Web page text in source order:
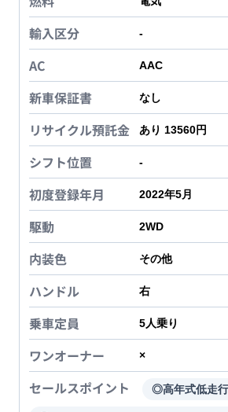
輸入区分 -
AC AAC
新車保証書 なし
リサイクル預託金 あり 13560円
シフト位置 -
初度登録年月 2022年5月
駆動 2WD
内装色 その他
ハンドル 右
乗車定員 5人乗り
ワンオーナー ×
セールスポイント ◎高年式低走行